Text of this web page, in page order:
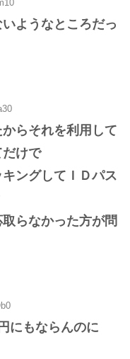
ようなところだっ
らそれを利用して
だけで
ングしてＩＤパス
らなかった方が問
にもならんのに